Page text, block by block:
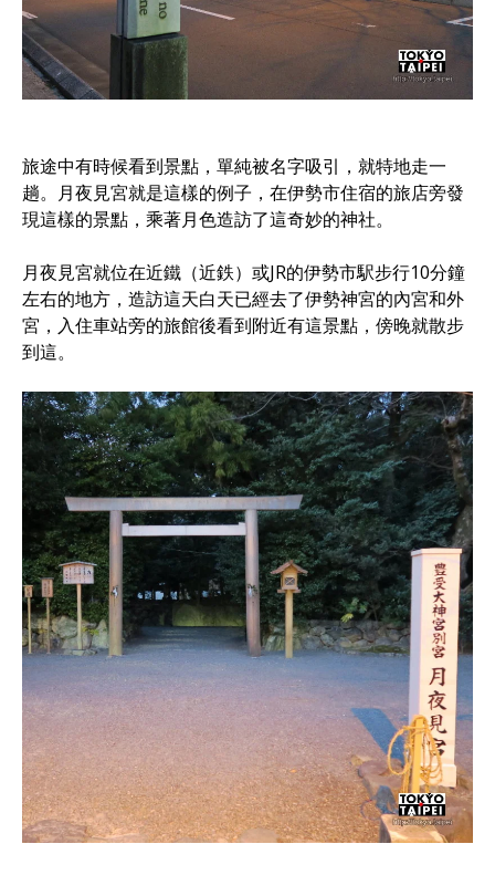
旅途中有時候看到景點，單純被名字吸引，就特地走一
趟。月夜見宮就是這樣的例子，在伊勢市住宿的旅店旁發
現這樣的景點，乘著月色造訪了這奇妙的神社。
月夜見宮就位在近鐵（近鉄）或JR的伊勢市駅步行10分鐘
左右的地方，造訪這天白天已經去了伊勢神宮的內宮和外
宮，入住車站旁的旅館後看到附近有這景點，傍晚就散步
到這。